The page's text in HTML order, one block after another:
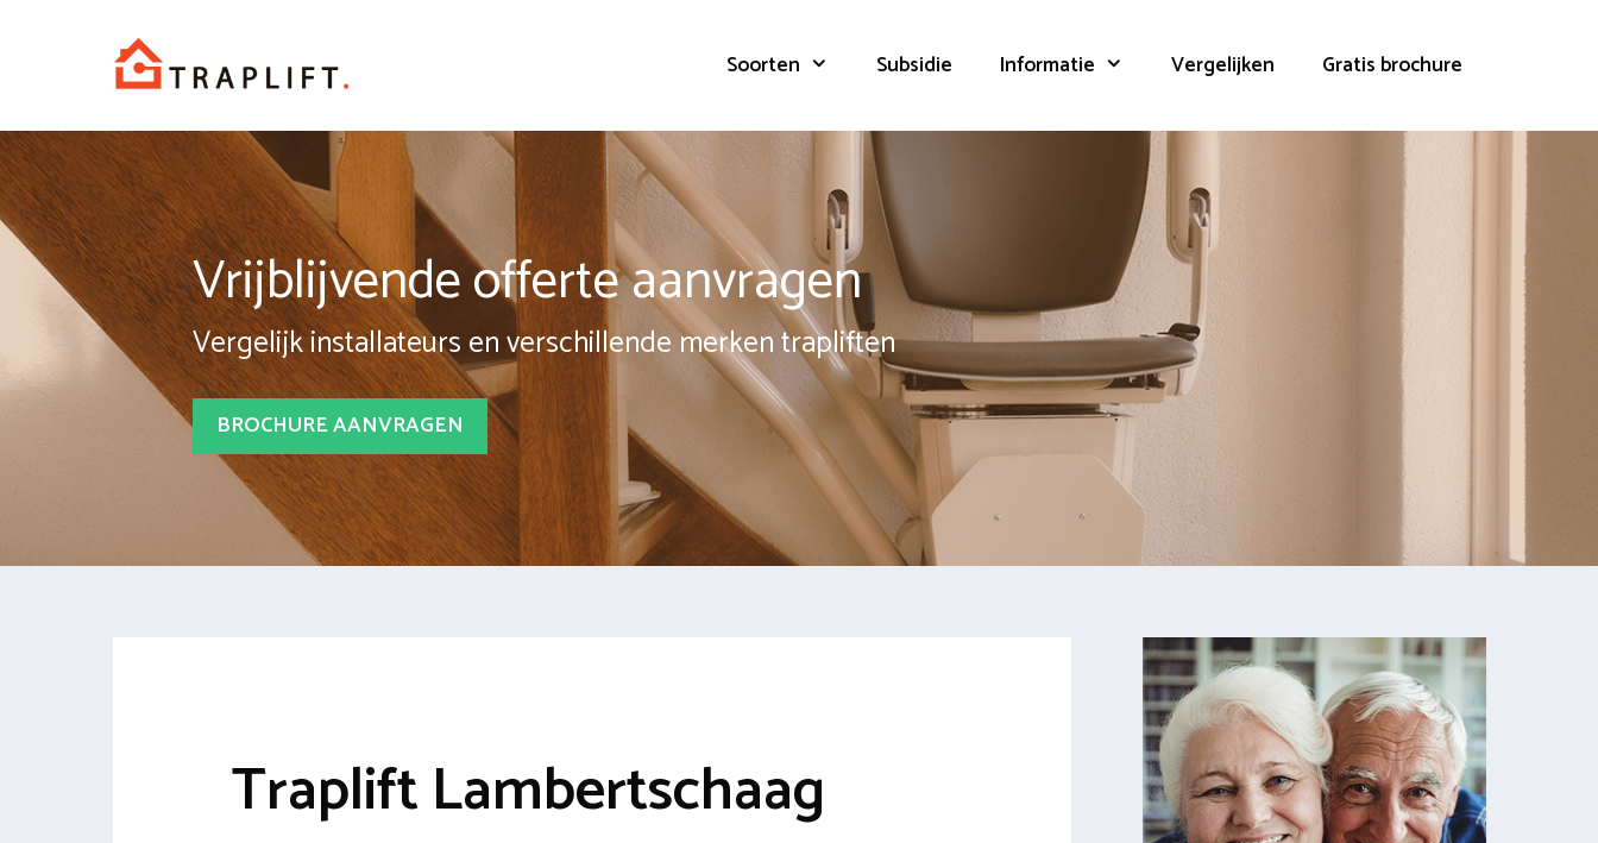
Soorten Subsidie Informatie Vergelijken Gratis brochure
Vrijblijvende offerte aanvragen
Vergelijk installateurs en verschillende merken trapliften
BROCHURE AANVRAGEN
Traplift Lambertschaag